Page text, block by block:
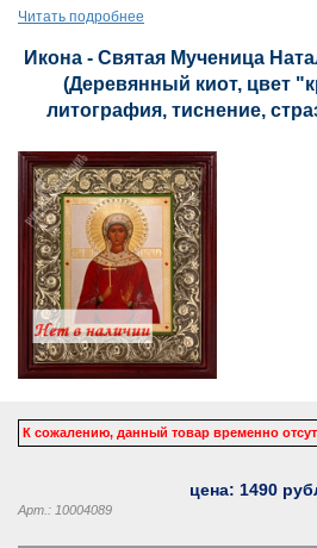
Читать подробнее
Икона - Святая Мученица
(Деревянный киот, цвет
литография, тиснение,
К сожалению, данный товар временно
цена: 1490
Арт.: 10004089